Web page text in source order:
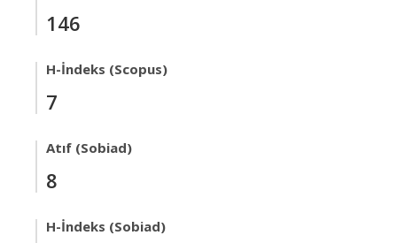
146
H-İndeks (Scopus)
7
Atıf (Sobiad)
8
H-İndeks (Sobiad)